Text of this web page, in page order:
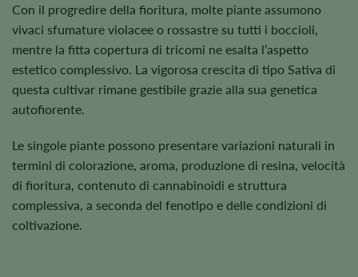
Con il progredire della fioritura, molte piante assumono
vivaci sfumature violacee o rossastre su tutti i boccioli,
mentre la fitta copertura di tricomi ne esalta l’aspetto
estetico complessivo. La vigorosa crescita di tipo Sativa di
questa cultivar rimane gestibile grazie alla sua genetica
autofiorente.
Le singole piante possono presentare variazioni naturali in
termini di colorazione, aroma, produzione di resina, velocità
di fioritura, contenuto di cannabinoidi e struttura
complessiva, a seconda del fenotipo e delle condizioni di
coltivazione.